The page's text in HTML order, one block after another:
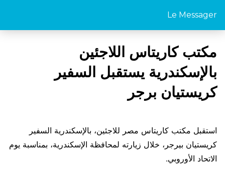
Le Messager
مكتب كاريتاس اللاجئين
بالإسكندرية يستقبل السفير
كريستيان برجر
استقبل مكتب كاريتاس مصر للاجئين، بالإسكندرية السفير
كريستيان بيرجر، خلال زيارته لمحافظة الإسكندرية، بمناسبة يوم
الاتحاد الأوروبي.